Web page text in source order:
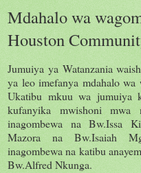
Mdahalo wa
Houston
Jumuiya ya Watanzania
ya leo imefanya mdahalo wa
Ukatibu mkuu wa jumuiya
kufanyika mwishoni mwa
inagombewa na Bw.Issa
Mazora na Bw.Isaiah
inagombewa na katibu
Bw.Alfred Nkunga.